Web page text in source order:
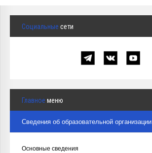
Социальные сети
Главное меню
Сведения об образовательной организации
Основные сведения